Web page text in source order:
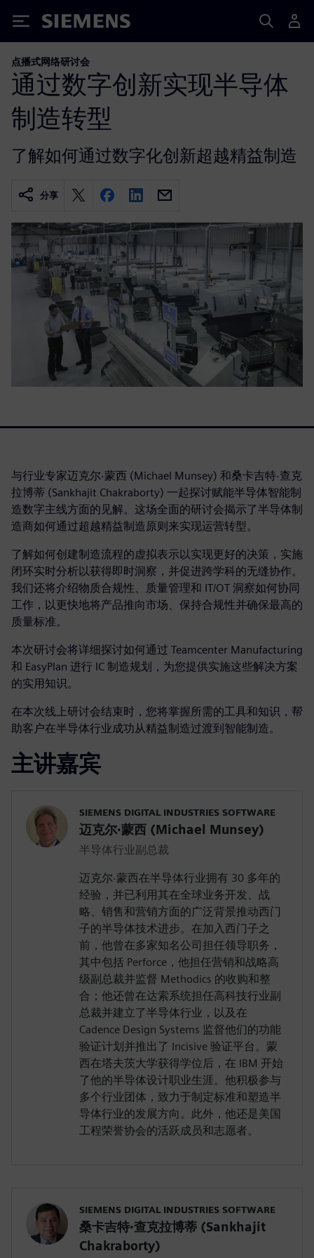
Siemens
点播式网络研讨会
通过数字创新实现半导体
制造转型
了解如何通过数字化创新超越精益制造
分享
与行业专家迈克尔·蒙西 (Michael Munsey) 和桑卡吉特·查克
拉博蒂 (Sankhajit Chakraborty) 一起探讨赋能半导体智能制
造数字主线方面的见解。这场全面的研讨会揭示了半导体制
造商如何通过超越精益制造原则来实现运营转型。
了解如何创建制造流程的虚拟表示以实现更好的决策，实施
闭环实时分析以获得即时洞察，并促进跨学科的无缝协作。
我们还将介绍物质合规性、质量管理和 IT/OT 洞察如何协同
工作，以更快地将产品推向市场、保持合规性并确保最高的
质量标准。
本次研讨会将详细探讨如何通过 Teamcenter Manufacturing
和 EasyPlan 进行 IC 制造规划，为您提供实施这些解决方案
的实用知识。
在本次线上研讨会结束时，您将掌握所需的工具和知识，帮
助客户在半导体行业成功从精益制造过渡到智能制造。
主讲嘉宾
SIEMENS DIGITAL INDUSTRIES SOFTWARE
迈克尔·蒙西 (Michael Munsey)
半导体行业副总裁
迈克尔·蒙西在半导体行业拥有 30 多年的
经验，并已利用其在全球业务开发、战
略、销售和营销方面的广泛背景推动西门
子的半导体技术进步。在加入西门子之
前，他曾在多家知名公司担任领导职务，
其中包括 Perforce，他担任营销和战略高
级副总裁并监督 Methodics 的收购和整
合；他还曾在达索系统担任高科技行业副
总裁并建立了半导体行业，以及在
Cadence Design Systems 监督他们的功能
验证计划并推出了 Incisive 验证平台。蒙
西在塔夫茨大学获得学位后，在 IBM 开始
了他的半导体设计职业生涯。他积极参与
多个行业团体，致力于制定标准和塑造半
导体行业的发展方向。此外，他还是美国
工程荣誉协会的活跃成员和志愿者。
SIEMENS DIGITAL INDUSTRIES SOFTWARE
桑卡吉特·查克拉博蒂 (Sankhajit
Chakraborty)